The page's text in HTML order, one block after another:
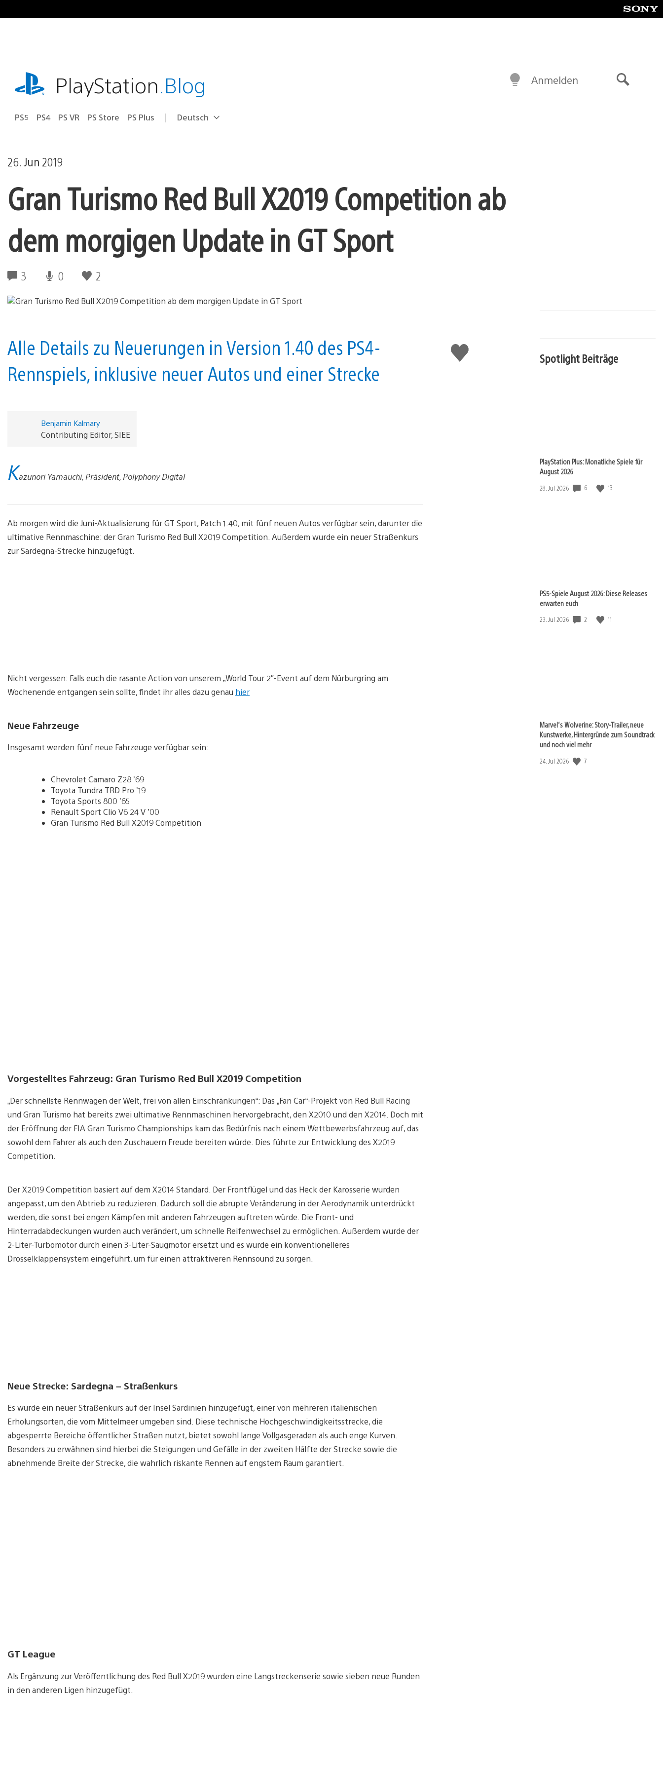
Inhalt
playstation.comPlayStation.Blog
PS5 PS4 PS VR PS Store PS Plus Select
Aktuelle
Deutsch
Anmelden
26. Jun 2019
Gran Turismo Red Bull X2019 Competition ab
dem morgigen Update in GT Sport
3 0 2
Gefällt
mir
Alle Details zu Neuerungen in Version 1.40 des PS4-
Rennspiels, inklusive neuer Autos und einer Strecke
Benjamin Kalmary
Contributing Editor, SIEE
Kazunori Yamauchi, Präsident, Polyphony Digital
Ab morgen wird die Juni-Aktualisierung für GT Sport, Patch 1.40, mit fünf neuen Autos verfügbar sein, darunter die
ultimative Rennmaschine: der Gran Turismo Red Bull X2019 Competition. Außerdem wurde ein neuer Straßenkurs
zur Sardegna-Strecke hinzugefügt.
Nicht vergessen: Falls euch die rasante Action von unserem „World Tour 2″-Event auf dem Nürburgring am
Wochenende entgangen sein sollte, findet ihr alles dazu genau hier
Neue Fahrzeuge
Insgesamt werden fünf neue Fahrzeuge verfügbar sein:
Chevrolet Camaro Z28 ’69
Toyota Tundra TRD Pro ’19
Toyota Sports 800 ’65
Renault Sport Clio V6 24 V ’00
Gran Turismo Red Bull X2019 Competition
Vorgestelltes Fahrzeug: Gran Turismo Red Bull X2019 Competition
„Der schnellste Rennwagen der Welt, frei von allen Einschränkungen“: Das „Fan Car“-Projekt von Red Bull Racing
und Gran Turismo hat bereits zwei ultimative Rennmaschinen hervorgebracht, den X2010 und den X2014. Doch mit
der Eröffnung der FIA Gran Turismo Championships kam das Bedürfnis nach einem Wettbewerbsfahrzeug auf, das
sowohl dem Fahrer als auch den Zuschauern Freude bereiten würde. Dies führte zur Entwicklung des X2019
Competition.
Der X2019 Competition basiert auf dem X2014 Standard. Der Frontflügel und das Heck der Karosserie wurden
angepasst, um den Abtrieb zu reduzieren. Dadurch soll die abrupte Veränderung in der Aerodynamik unterdrückt
werden, die sonst bei engen Kämpfen mit anderen Fahrzeugen auftreten würde. Die Front- und
Hinterradabdeckungen wurden auch verändert, um schnelle Reifenwechsel zu ermöglichen. Außerdem wurde der
2-Liter-Turbomotor durch einen 3-Liter-Saugmotor ersetzt und es wurde ein konventionelleres
Drosselklappensystem eingeführt, um für einen attraktiveren Rennsound zu sorgen.
Neue Strecke: Sardegna – Straßenkurs
Es wurde ein neuer Straßenkurs auf der Insel Sardinien hinzugefügt, einer von mehreren italienischen
Erholungsorten, die vom Mittelmeer umgeben sind. Diese technische Hochgeschwindigkeitsstrecke, die
abgesperrte Bereiche öffentlicher Straßen nutzt, bietet sowohl lange Vollgasgeraden als auch enge Kurven.
Besonders zu erwähnen sind hierbei die Steigungen und Gefälle in der zweiten Hälfte der Strecke sowie die
abnehmende Breite der Strecke, die wahrlich riskante Rennen auf engstem Raum garantiert.
GT League
Als Ergänzung zur Veröffentlichung des Red Bull X2019 wurden eine Langstreckenserie sowie sieben neue Runden
in den anderen Ligen hinzugefügt.
Spotlight Beiträge
PlayStation Plus: Monatliche Spiele für
August 2026
Veröffentlichungsdatum:
28. Jul 2026 6 13
PS5-Spiele August 2026: Diese Releases
erwarten euch
Veröffentlichungsdatum:
23. Jul 2026 2 11
Marvel‘s Wolverine: Story-Trailer, neue
Kunstwerke, Hintergründe zum Soundtrack
und noch viel mehr
Veröffentlichungsdatum:
24. Jul 2026 7